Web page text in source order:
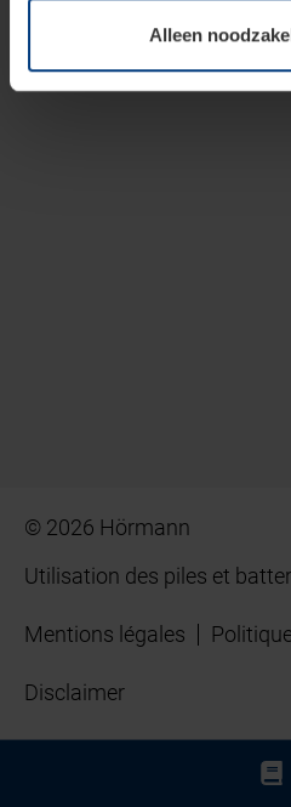
wijzigen of herroepen.
Alleen
© 2026 Hörmann
Utilisation des piles et
Mentions légales
Disclaimer